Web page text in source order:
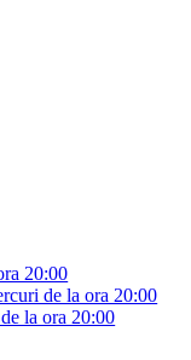
20:00
de la ora 20:00
la ora 20:00